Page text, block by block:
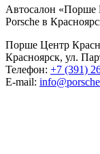
Автосалон «Порше
Porsche в
Порше Центр
Красноярск, ул.
Телефон: +7 (391)
E-mail: